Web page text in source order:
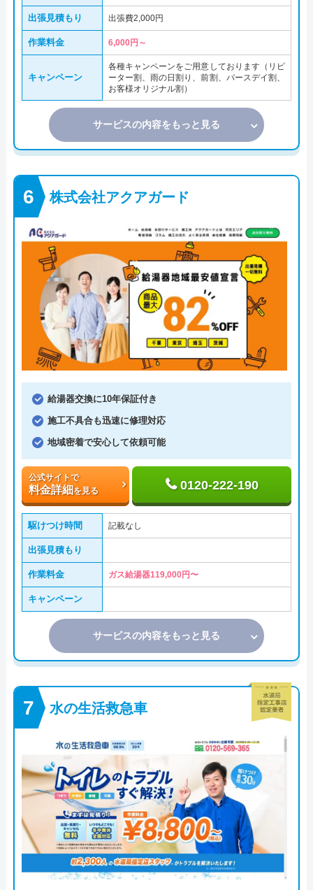
出張見積もり 出張費2,000円
作業料金 6,000円～
キャンペーン
各種キャンペーンをご用意しております（リピ
ーター割、雨の日割り、前割、バースデイ割、
お客様オリジナル割）
サービスの内容をもっと見る
株式会社アクアガード
給湯器交換に10年保証付き
施工不具合も迅速に修理対応
地域密着で安心して依頼可能
公式サイトで
料金詳細を見る 0120-222-190
駆けつけ時間 記載なし
出張見積もり
作業料金 ガス給湯器119,000円〜
キャンペーン
サービスの内容をもっと見る
水の生活救急車